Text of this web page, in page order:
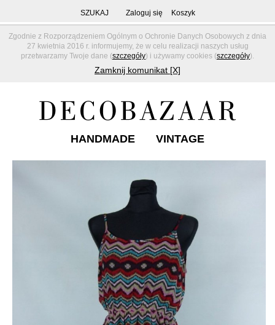
Zgodnie z Rozporządzeniem Ogólnym o Ochronie Danych Osobowych z dnia
27 kwietnia 2016 r. informujemy, że w celu realizacji naszych usług
przetwarzamy Twoje dane (szczegóły) i używamy cookies (szczegóły).
Zamknij komunikat [X]
SZUKAJ Zaloguj się Koszyk
HANDMADE VINTAGE